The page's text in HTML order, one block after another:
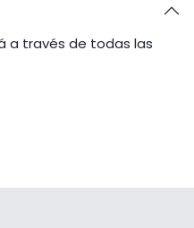
a través de todas las